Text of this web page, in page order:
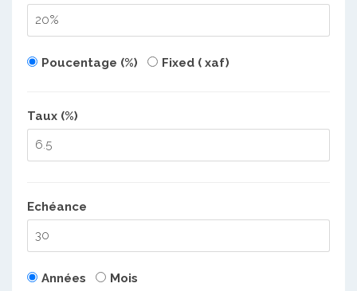
Poucentage (%) Fixed ( xaf)
Taux (%)
Echéance
Années Mois